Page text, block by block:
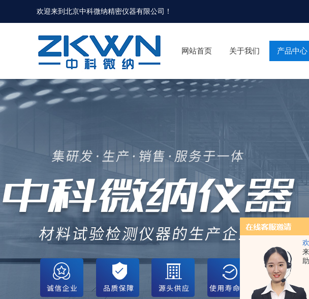
欢迎来到北京中科微纳精密仪器有限公司！
网站首页 关于我们 产品中心